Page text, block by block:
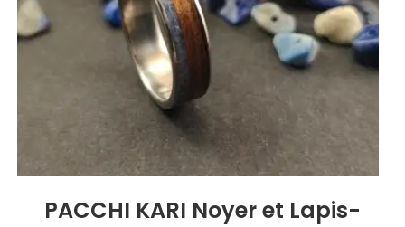
PACCHI KARI Noyer et Lapis-